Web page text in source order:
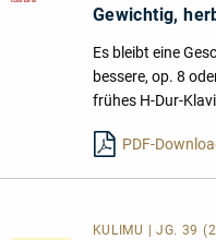
Gewichtig,
Es bleibt eine
bessere, op. 8
frühes H-Dur-
PDF-
KULIMU | JG. 39